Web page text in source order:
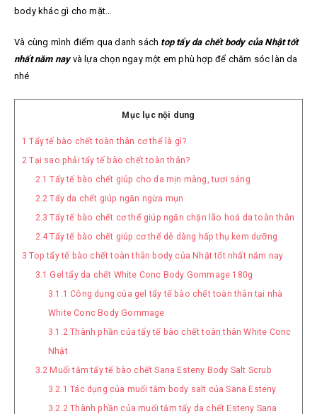
body khác gì cho mặt…
Và cùng mình điểm qua danh sách top tẩy da chết body của Nhật tốt
nhất năm nayvà lựa chọn ngay một em phù hợp để chăm sóc làn da
nhé
Mục lục nội dung
1 Tẩy tế bào chết toàn thân cơ thể là gì?
2 Tại sao phải tẩy tế bào chết toàn thân?
2.1 Tẩy tế bào chết giúp cho da mịn màng, tươi sáng
2.2 Tẩy da chết giúp ngăn ngừa mụn
2.3 Tẩy tế bào chết cơ thể giúp ngăn chặn lão hoá da toàn thân
2.4Tẩy tế bào chết giúp cơ thể dễ dàng hấp thụ kem dưỡng
3 Top tẩy tế bào chết toàn thân body của Nhật tốt nhất năm nay
3.1 Gel tẩy da chết White Conc Body Gommage 180g
3.1.1 Công dụng của gel tẩy tế bào chết toàn thân tại nhà
White Conc Body Gommage
3.1.2 Thành phần của tẩy tế bào chết toàn thân White Conc
Nhật
3.2 Muối tắm tẩy tế bào chết Sana Esteny Body Salt Scrub
3.2.1 Tác dụng của muối tắm body salt của Sana Esteny
3.2.2 Thành phần của muối tắm tẩy da chết Esteny Sana